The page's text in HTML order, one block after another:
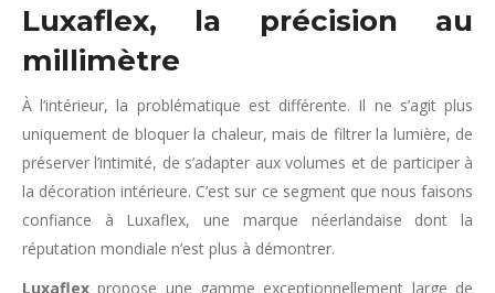
Luxaflex, la précision au
millimètre
À l’intérieur, la problématique est différente. Il ne s’agit plus
uniquement de bloquer la chaleur, mais de filtrer la lumière, de
préserver l’intimité, de s’adapter aux volumes et de participer à
la décoration intérieure. C’est sur ce segment que nous faisons
confiance à Luxaflex, une marque néerlandaise dont la
réputation mondiale n’est plus à démontrer.
Luxaflex propose une gamme exceptionnellement large de